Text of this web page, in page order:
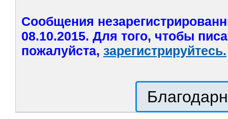
Сообщения
08.10.2015. Для того, чтобы
пожалуйста, зарегистрируйтесь.